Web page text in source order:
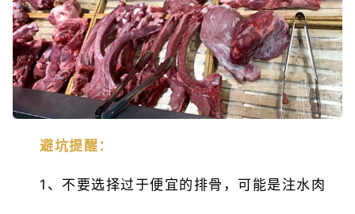
避坑提醒：
1、不要选择过于便宜的排骨，可能是注水肉